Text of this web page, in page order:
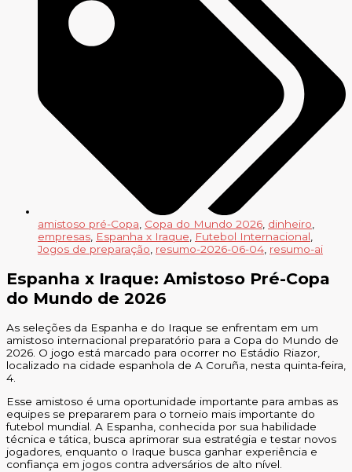
amistoso pré-Copa, Copa do Mundo 2026, dinheiro,
empresas, Espanha x Iraque, Futebol Internacional,
Jogos de preparação, resumo-2026-06-04, resumo-ai
Espanha x Iraque: Amistoso Pré-Copa
do Mundo de 2026
As seleções da Espanha e do Iraque se enfrentam em um
amistoso internacional preparatório para a Copa do Mundo de
2026. O jogo está marcado para ocorrer no Estádio Riazor,
localizado na cidade espanhola de A Coruña, nesta quinta-feira,
4.
Esse amistoso é uma oportunidade importante para ambas as
equipes se prepararem para o torneio mais importante do
futebol mundial. A Espanha, conhecida por sua habilidade
técnica e tática, busca aprimorar sua estratégia e testar novos
jogadores, enquanto o Iraque busca ganhar experiência e
confiança em jogos contra adversários de alto nível.